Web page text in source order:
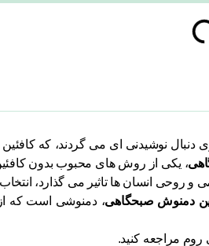
دنبال نوشیدنی ای می گردند، که
، یکی از روش های محبوب بدون کافئین
انسان ها تاثیر می گذارد، انتخاب
دمنوش صبحگاهی، دمنوشی است که
روم مراجعه کنید.